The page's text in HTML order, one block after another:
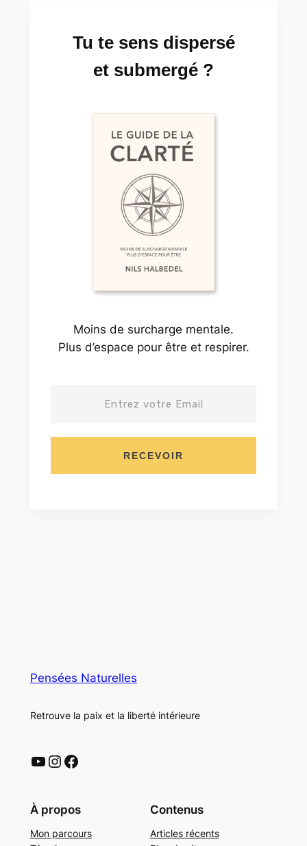
Tu te sens dispersé
et submergé ?
Moins de surcharge mentale.
Plus d’espace pour être et respirer.
RECEVOIR
Pensées Naturelles
Retrouve la paix et la liberté intérieure
YouTube Instagram Facebook
À propos
Mon parcours
Contenus
Articles récents